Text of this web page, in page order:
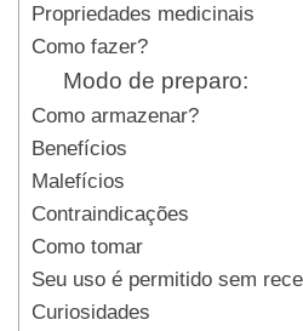
Propriedades medicinais
Como fazer?
Modo de preparo:
Como armazenar?
Benefícios
Malefícios
Contraindicações
Como tomar
Seu uso é permitido sem
Curiosidades